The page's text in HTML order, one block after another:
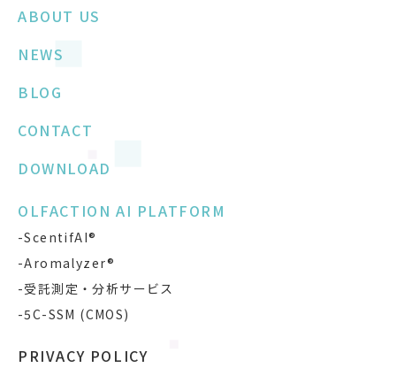
ABOUT US
NEWS
BLOG
CONTACT
DOWNLOAD
OLFACTION AI PLATFORM
-ScentifAI®
-Aromalyzer®
-受託測定・分析サービス
-5C-SSM (CMOS)
PRIVACY POLICY